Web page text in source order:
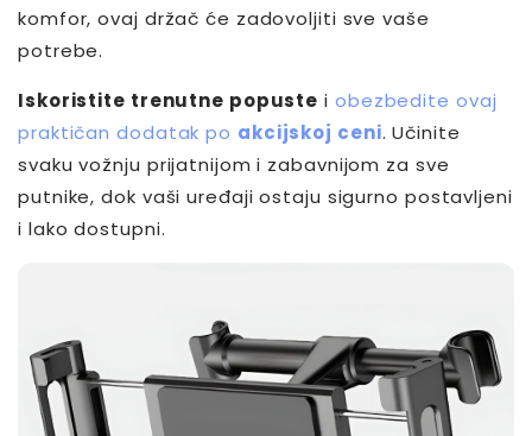
komfor, ovaj držač će zadovoljiti sve vaše
potrebe.
Iskoristite trenutne popuste i obezbedite ovaj
praktičan dodatak po akcijskoj ceni. Učinite
svaku vožnju prijatnijom i zabavnijom za sve
putnike, dok vaši uređaji ostaju sigurno postavljeni
i lako dostupni.